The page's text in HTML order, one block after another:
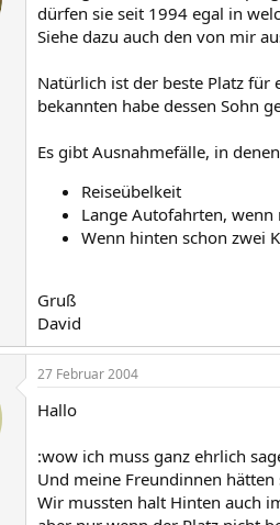
dürfen sie seit 1994 egal in
Siehe dazu auch den von mir
Natürlich ist der beste Platz für
bekannten habe dessen Sohn
Es gibt Ausnahmefälle, in
Reiseübelkeit
Lange Autofahrten,
Wenn hinten schon zwei
Gruß
David
27 Februar 2004
Hallo
:wow ich muss ganz ehrlich
Und meine Freundinnen
Wir mussten halt Hinten auch